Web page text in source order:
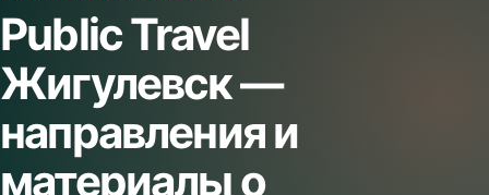
Public Travel
Жигулевск —
направления и
материалы о